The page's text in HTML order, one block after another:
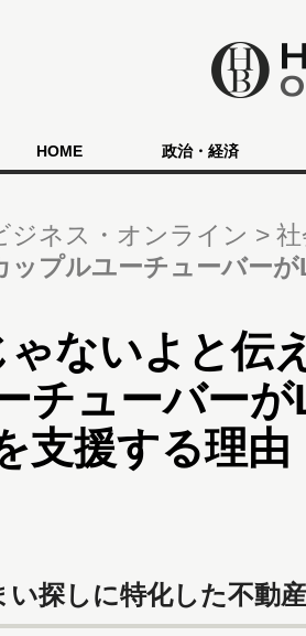
HOME 政治・経済
ジネス・オンライン
ップルユーチューバー
ゃないよと伝
チューバー
支援する理由
い探しに特化した不動